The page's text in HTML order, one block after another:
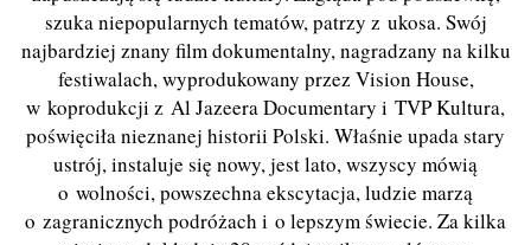
szuka niepopularnych tematów, patrzy z ukosa. Swój
najbardziej znany film dokumentalny, nagradzany na kilku
festiwalach, wyprodukowany przez Vision House,
w koprodukcji z Al Jazeera Documentary i TVP Kultura,
poświęciła nieznanej historii Polski. Właśnie upada stary
ustrój, instaluje się nowy, jest lato, wszyscy mówią
o wolności, powszechna ekscytacja, ludzie marzą
o zagranicznych podróżach i o lepszym świecie. Za kilka